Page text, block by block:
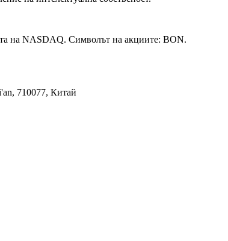
на NASDAQ. Символът на акциите: BON.
710077, Китай